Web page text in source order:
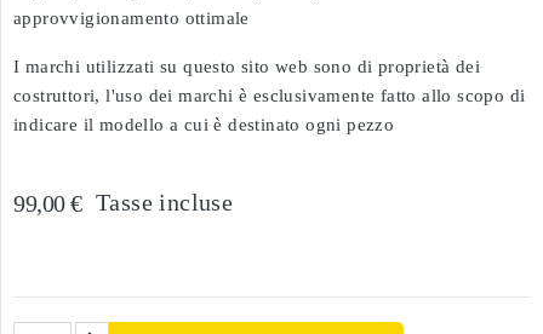
approvvigionamento ottimale
I marchi utilizzati su questo sito web sono di proprietà dei
costruttori, l'uso dei marchi è esclusivamente fatto allo scopo di
indicare il modello a cui è destinato ogni pezzo
99,00 € Tasse incluse